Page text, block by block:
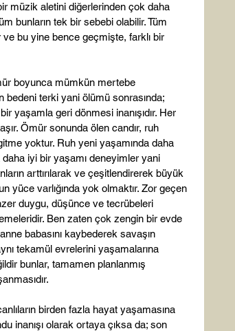
müzik aletini diğerlerinden çok daha
bunların tek bir sebebi olabilir. Tüm
bu yine bence geçmişte, farklı bir
boyunca mümkün mertebe
bedeni terki yani ölümü sonrasında;
yaşamla geri dönmesi inanışıdır. Her
Ömür sonunda ölen candır, ruh
yoktur. Ruh yeni yaşamında daha
iyi bir yaşamı deneyimler yani
arttırılarak ve çeşitlendirerek büyük
yüce varlığında yok olmaktır. Zor geçen
duygu, düşünce ve tecrübeleri
Ben zaten çok zengin bir evde
babasını kaybederek savaşın
tekamül evrelerini yaşamalarına
bunlar, tamamen planlanmış
birden fazla hayat yaşamasına
inanışı olarak ortaya çıksa da; son